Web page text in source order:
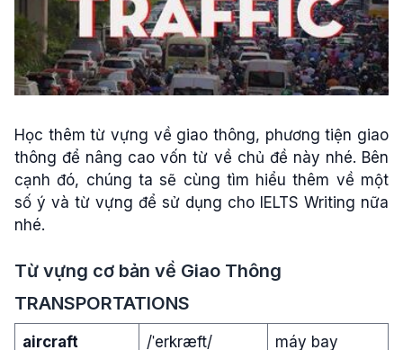
Học thêm từ vựng về giao thông, phương tiện giao
thông để nâng cao vốn từ về chủ đề này nhé. Bên
cạnh đó, chúng ta sẽ cùng tìm hiểu thêm về một
số ý và từ vựng để sử dụng cho IELTS Writing nữa
nhé.
Từ vựng cơ bản về Giao Thông
TRANSPORTATIONS
aircraft /ˈerkræft/ máy bay